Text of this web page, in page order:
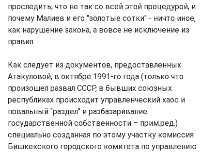
проследить, что не так со всей этой процедурой, и
почему Малиев и его "золотые сотки" - ничто иное,
как нарушение закона, а вовсе не исключение из
правил.
Как следует из документов, предоставленных
Атакуловой, в октябре 1991-го года (только что
произошел развал СССР, в бывших союзных
республиках происходит управленческий хаос и
повальный "раздел" и разбазаривание
государственной собственности – прим.ред.)
специально созданная по этому участку комиссия
Бишкекского городского комитета по управлению